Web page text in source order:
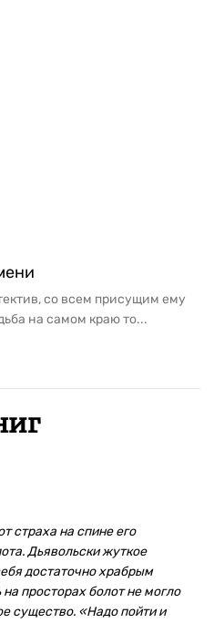
со всем присущим ему
на самом краю то...
страха на спине его
Дьявольски жуткое
достаточно храбрым
просторах болот не могло
существо. «Надо пойти и